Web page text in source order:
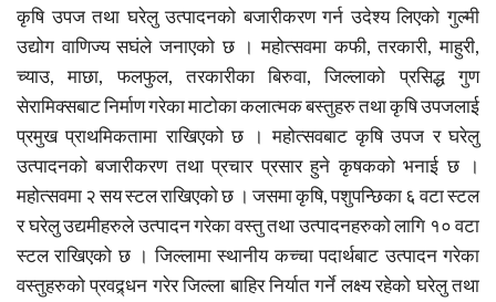
कृषि उपज तथा घरेलु उत्पादनको बजारीकरण गर्न उदेश्य लिएको गुल्मी
उद्योग वाणिज्य सघंले जनाएको छ । महोत्सवमा कफी, तरकारी, माहुरी,
च्याउ, माछा, फलफुल, तरकारीका बिरुवा, जिल्लाको प्रसिद्ध गुण
सेरामिक्सबाट निर्माण गरेका माटोका कलात्मक बस्तुहरु तथा कृषि उपजलाई
प्रमुख प्राथमिकतामा राखिएको छ । महोत्सवबाट कृषि उपज र घरेलु
उत्पादनको बजारीकरण तथा प्रचार प्रसार हुने कृषकको भनाई छ ।
महोत्सवमा २ सय स्टल राखिएको छ । जसमा कृषि, पशुपन्छिका ६ वटा स्टल
र घरेलु उद्यमीहरुले उत्पादन गरेका वस्तु तथा उत्पादनहरुको लागि १० वटा
स्टल राखिएको छ । जिल्लामा स्थानीय कच्चा पदार्थबाट उत्पादन गरेका
वस्तुहरुको प्रवद्र्धन गरेर जिल्ला बाहिर निर्यात गर्ने लक्ष्य रहेको घरेलु तथा